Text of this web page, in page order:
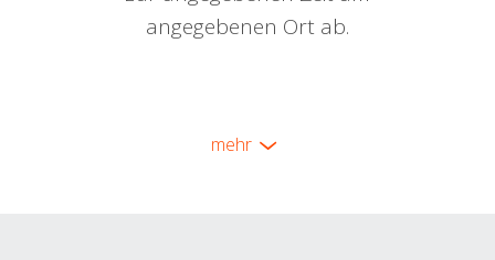
angegebenen Ort ab.
mehr